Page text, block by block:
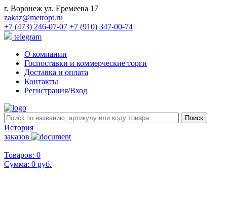
г. Воронеж ул. Еремеева 17
zakaz@metropt.ru
+7 (473) 246-07-07 +7 (910) 347-00-74
telegram
О компании
Госпоставки и коммерческие торги
Доставка и оплата
Контакты
Регистрация/Вход
История
заказов
Товаров: 0
Сумма: 0 руб.